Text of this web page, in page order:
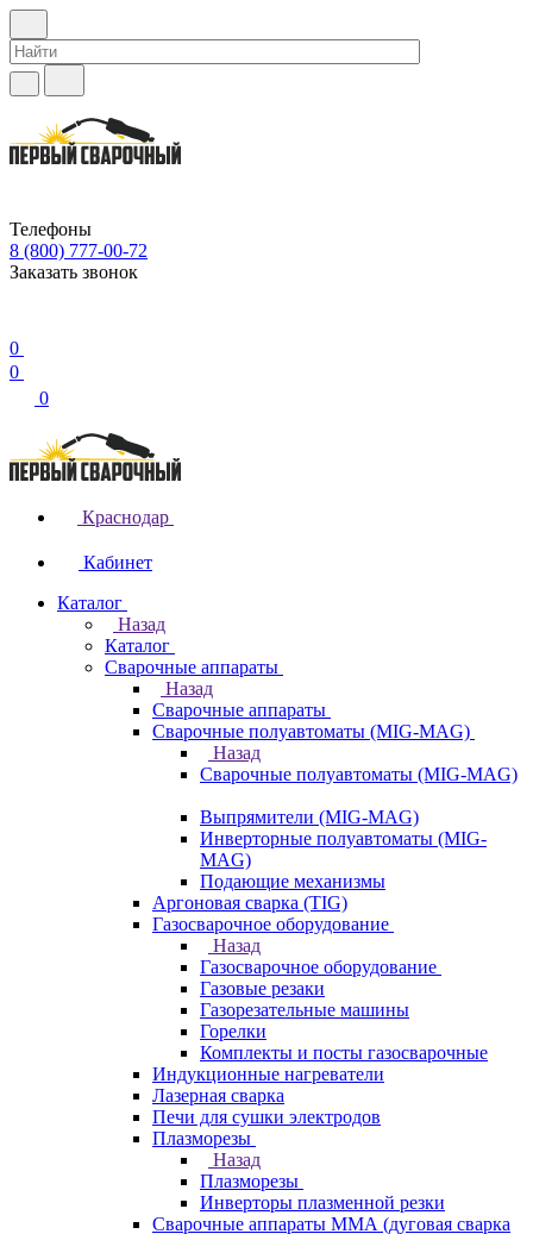
Телефоны
8 (800) 777-00-72
Заказать звонок
0
0
0
Краснодар
Кабинет
Каталог
Назад
Каталог
Сварочные аппараты
Назад
Сварочные аппараты
Сварочные полуавтоматы (MIG-MAG)
Назад
Сварочные полуавтоматы (MIG-MAG)
Выпрямители (MIG-MAG)
Инверторные полуавтоматы (MIG-
MAG)
Подающие механизмы
Аргоновая сварка (TIG)
Газосварочное оборудование
Назад
Газосварочное оборудование
Газовые резаки
Газорезательные машины
Горелки
Комплекты и посты газосварочные
Индукционные нагреватели
Лазерная сварка
Печи для сушки электродов
Плазморезы
Назад
Плазморезы
Инверторы плазменной резки
Сварочные аппараты ММА (дуговая сварка